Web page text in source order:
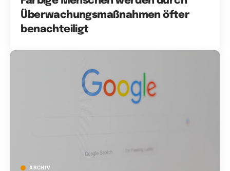
Überwachungsmaßnahmen öfter
benachteiligt
ARCHIV